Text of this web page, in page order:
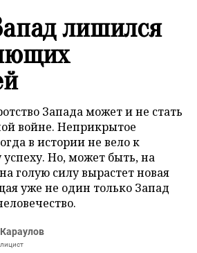
лишился
Запада может и не стать
войне. Неприкрытое
в истории не вело к
Но, может быть, на
голую силу вырастет новая
уже не один только Запад